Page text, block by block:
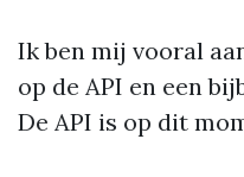
Ik ben mij vooral
op de API en een
De API is op dit